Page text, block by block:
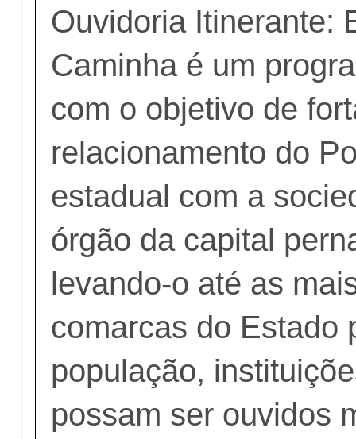
Ouvidoria Itinerante:
Caminha é um
com o objetivo de
relacionamento do
estadual com a
órgão da capital
levando-o até as
comarcas do Estado
população,
possam ser ouvidos